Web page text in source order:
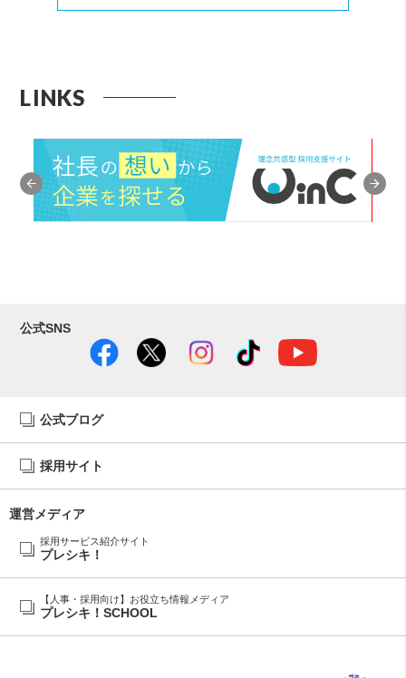
LINKS
公式SNS
公式ブログ
採用サイト
運営メディア
採用サービス紹介サイト
プレシキ！
【人事・採用向け】お役立ち情報メディア
プレシキ！SCHOOL